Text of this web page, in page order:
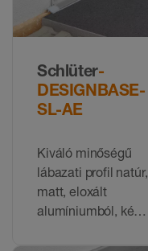
Schlüter-
DESIGNBASE-
SL-AE
Kiváló minőségű
lábazati profil natúr,
matt, eloxált
alumíniumból, két